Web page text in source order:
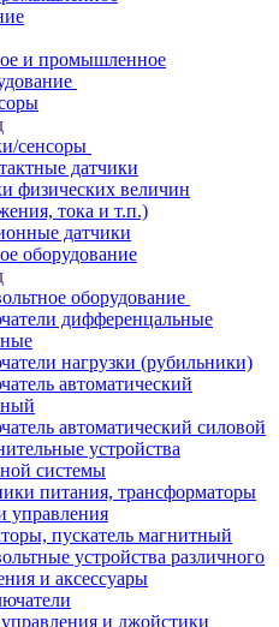
и промышленное
сенсоры
датчики
физических величин
тока и т.п.)
датчики
оборудование
оборудование
дифференцальные
нагрузки (рубильники)
автоматический
автоматический силовой
устройства
системы
питания, трансформаторы
управления
пускатель магнитный
устройства различного
и аксессуары
и джойстики